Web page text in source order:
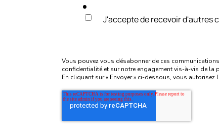
J'accepte de recevoir d'autres
Vous pouvez vous désabonner de ces
confidentialité et sur notre engagement vis-à-vis de la
En cliquant sur « Envoyer » ci-dessous, vous